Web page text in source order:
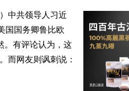
中共领导人习近
国国务卿鲁比欧
。有评论认为，这
而网友则讽刺说：